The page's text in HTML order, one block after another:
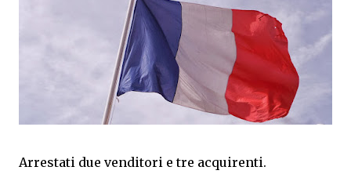
Arrestati due venditori e tre acquirenti.